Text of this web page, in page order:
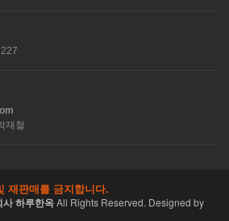
재철
재판매를 금지합니다.
사 하루한옥All Rights Reserved. Designed by